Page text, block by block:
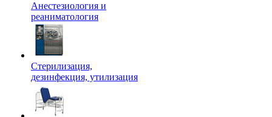
Анестезиология и
реаниматология
Стерилизация,
дезинфекция, утилизация